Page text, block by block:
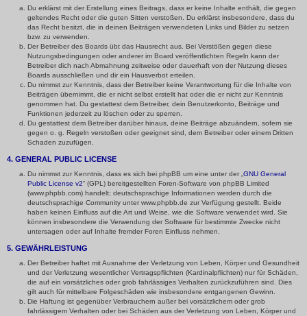
Du erklärst mit der Erstellung eines Beitrags, dass er keine Inhalte enthält, die gegen
geltendes Recht oder die guten Sitten verstoßen. Du erklärst insbesondere, dass du
das Recht besitzt, die in deinen Beiträgen verwendeten Links und Bilder zu setzen
bzw. zu verwenden.
Der Betreiber des Boards übt das Hausrecht aus. Bei Verstößen gegen diese
Nutzungsbedingungen oder anderer im Board veröffentlichten Regeln kann der
Betreiber dich nach Abmahnung zeitweise oder dauerhaft von der Nutzung dieses
Boards ausschließen und dir ein Hausverbot erteilen.
Du nimmst zur Kenntnis, dass der Betreiber keine Verantwortung für die Inhalte von
Beiträgen übernimmt, die er nicht selbst erstellt hat oder die er nicht zur Kenntnis
genommen hat. Du gestattest dem Betreiber, dein Benutzerkonto, Beiträge und
Funktionen jederzeit zu löschen oder zu sperren.
Du gestattest dem Betreiber darüber hinaus, deine Beiträge abzuändern, sofern sie
gegen o. g. Regeln verstoßen oder geeignet sind, dem Betreiber oder einem Dritten
Schaden zuzufügen.
4. GENERAL PUBLIC LICENSE
Du nimmst zur Kenntnis, dass es sich bei phpBB um eine unter der „ GNU General
Public License v2“ (GPL) bereitgestellten Foren-Software von phpBB Limited
(www.phpbb.com) handelt; deutschsprachige Informationen werden durch die
deutschsprachige Community unter www.phpbb.de zur Verfügung gestellt. Beide
haben keinen Einfluss auf die Art und Weise, wie die Software verwendet wird. Sie
können insbesondere die Verwendung der Software für bestimmte Zwecke nicht
untersagen oder auf Inhalte fremder Foren Einfluss nehmen.
5. GEWÄHRLEISTUNG
Der Betreiber haftet mit Ausnahme der Verletzung von Leben, Körper und Gesundheit
und der Verletzung wesentlicher Vertragspflichten (Kardinalpflichten) nur für Schäden,
die auf ein vorsätzliches oder grob fahrlässiges Verhalten zurückzuführen sind. Dies
gilt auch für mittelbare Folgeschäden wie insbesondere entgangenen Gewinn.
Die Haftung ist gegenüber Verbrauchern außer bei vorsätzlichem oder grob
fahrlässigem Verhalten oder bei Schäden aus der Verletzung von Leben, Körper und